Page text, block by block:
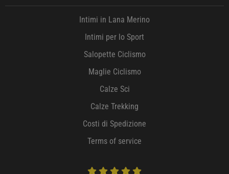
Intimi in Lana Merino
Intimi per lo Sport
Salopette Ciclismo
Maglie Ciclismo
Calze Sci
Calze Trekking
Costi di Spedizione
Terms of service